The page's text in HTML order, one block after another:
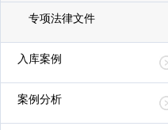
专项法律文件
入库案例
案例分析